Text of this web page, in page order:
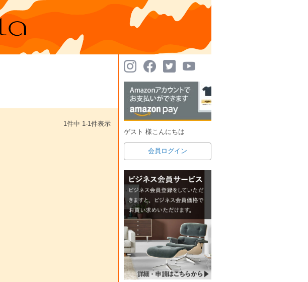
1件中 1-1件表示
ゲスト 様こんにちは
会員ログイン